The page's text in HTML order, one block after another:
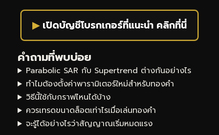
▶เปิดบัญชีโบรกเกอร์ที่แนะนำ คลิกที่นี่
คำถามที่พบบ่อย
Parabolic SAR กับ Supertrend ต่างกันอย่างไร
ทำไมต้องตั้งค่าพารามิเตอร์ใหม่สำหรับทองคำ
วิธีนี้ใช้กับกราฟไหนได้บ้าง
ควรเทรดขนาดล็อตเท่าไรเมื่อเล่นทองคำ
จะรู้ได้อย่างไรว่าสัญญาณเริ่มหมดแรง